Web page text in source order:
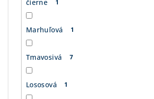
čierne 1
Marhuľová 1
Tmavosivá 7
Lososová 1